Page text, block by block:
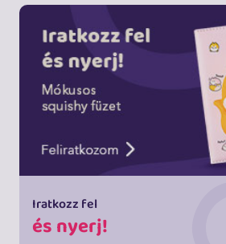
Iratkozz fel
és nyerj!